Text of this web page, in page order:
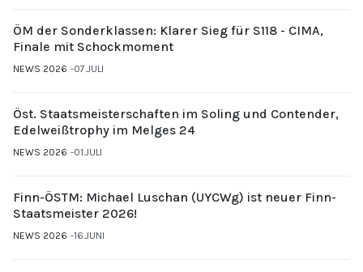
ÖM der Sonderklassen: Klarer Sieg für S118 - CIMA,
Finale mit Schockmoment
NEWS 2026 07.JULI
Öst. Staatsmeisterschaften im Soling und Contender,
Edelweißtrophy im Melges 24
NEWS 2026 01.JULI
Finn-ÖSTM: Michael Luschan (UYCWg) ist neuer Finn-
Staatsmeister 2026!
NEWS 2026 16.JUNI